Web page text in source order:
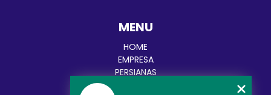
MENU
HOME
EMPRESA
PERSIANAS